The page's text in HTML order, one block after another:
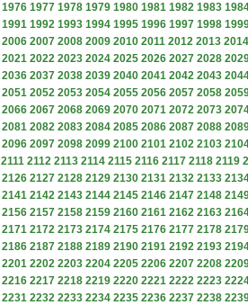
1976 1977 1978 1979 1980 1981 1982 1983
1991 1992 1993 1994 1995 1996 1997 1998
2006 2007 2008 2009 2010 2011 2012 2013 2014
2021 2022 2023 2024 2025 2026 2027 2028
2036 2037 2038 2039 2040 2041 2042 2043
2051 2052 2053 2054 2055 2056 2057 2058
2066 2067 2068 2069 2070 2071 2072 2073
2081 2082 2083 2084 2085 2086 2087 2088
2096 2097 2098 2099 2100 2101 2102 2103
2111 2112 2113 2114 2115 2116 2117 2118 2119
2126 2127 2128 2129 2130 2131 2132 2133
2141 2142 2143 2144 2145 2146 2147 2148
2156 2157 2158 2159 2160 2161 2162 2163
2171 2172 2173 2174 2175 2176 2177 2178
2186 2187 2188 2189 2190 2191 2192 2193
2201 2202 2203 2204 2205 2206 2207 2208
2216 2217 2218 2219 2220 2221 2222 2223
2231 2232 2233 2234 2235 2236 2237 2238